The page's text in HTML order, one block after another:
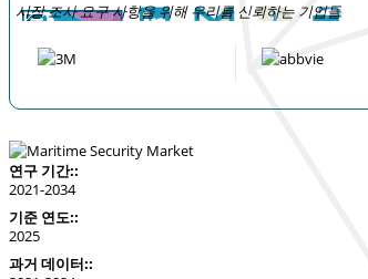
시장 조사 요구 사항을 위해 우리를 신뢰하는 기업들
연구 기간::
2021-2034
기준 연도::
2025
과거 데이터::